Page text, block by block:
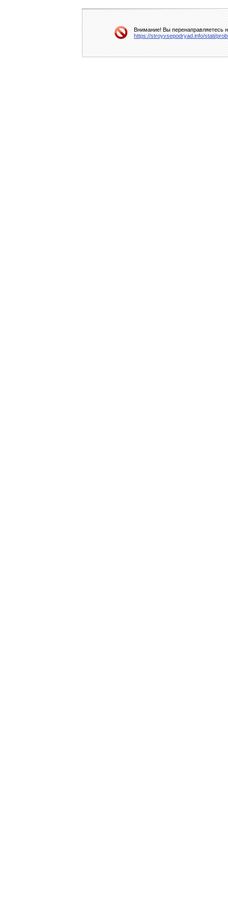
Внимание! Вы перенаправляетесь
https://stroyvsepodryad.info/stati/